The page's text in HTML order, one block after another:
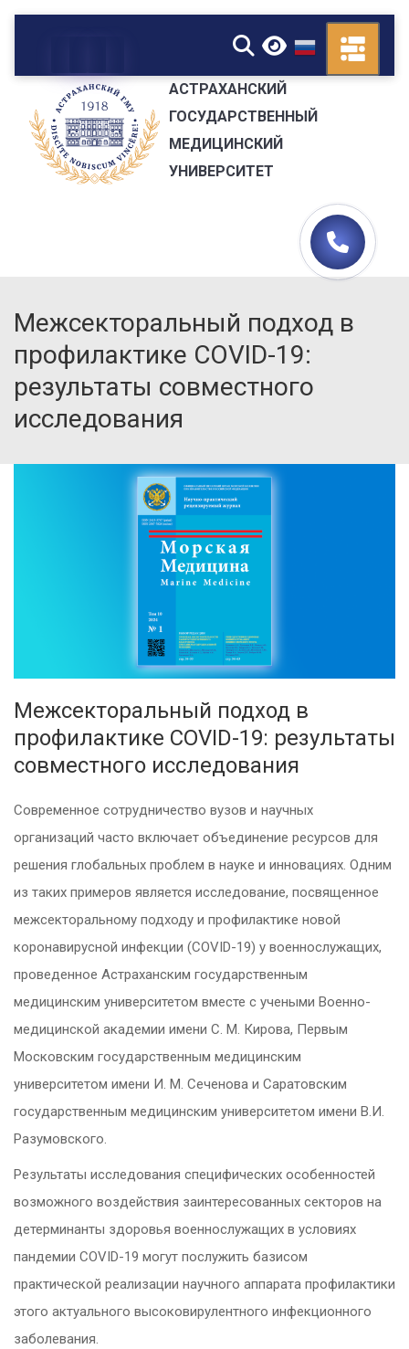
▼
АСТРАХАНСКИЙ
ГОСУДАРСТВЕННЫЙ
МЕДИЦИНСКИЙ
УНИВЕРСИТЕТ
Межсекторальный подход в
профилактике COVID-19:
результаты совместного
исследования
Межсекторальный подход в
профилактике COVID-19: результаты
совместного исследования
Современное сотрудничество вузов и научных
организаций часто включает объединение ресурсов для
решения глобальных проблем в науке и инновациях. Одним
из таких примеров является исследование, посвященное
межсекторальному подходу и профилактике новой
коронавирусной инфекции (COVID-19) у военнослужащих,
проведенное Астраханским государственным
медицинским университетом вместе с учеными Военно-
медицинской академии имени С. М. Кирова, Первым
Московским государственным медицинским
университетом имени И. М. Сеченова и Саратовским
государственным медицинским университетом имени В.И.
Разумовского.
Результаты исследования специфических особенностей
возможного воздействия заинтересованных секторов на
детерминанты здоровья военнослужащих в условиях
пандемии COVID-19 могут послужить базисом
практической реализации научного аппарата профилактики
этого актуального высоковирулентного инфекционного
заболевания.